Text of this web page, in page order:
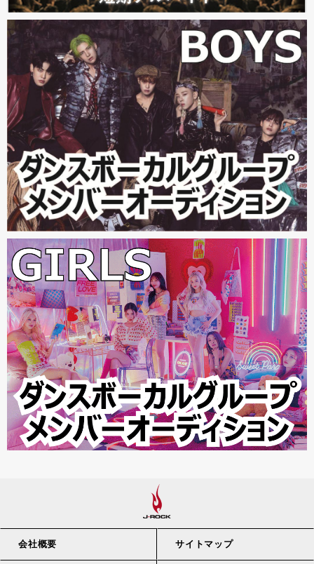
会社概要 サイトマップ